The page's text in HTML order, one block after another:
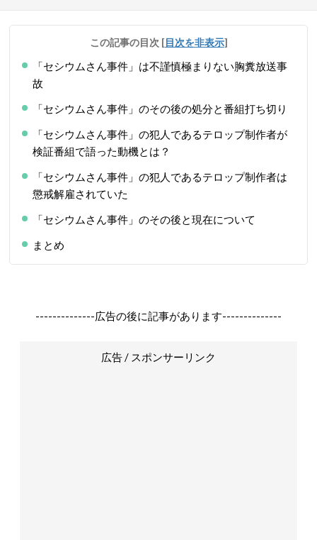
この記事の目次 [目次を非表示]
「セシウムさん事件」は不謹慎極まりない胸糞放送事
故
「セシウムさん事件」のその後の処分と番組打ち切り
「セシウムさん事件」の犯人であるテロップ制作者が
検証番組で語った動機とは？
「セシウムさん事件」の犯人であるテロップ制作者は
懲戒解雇されていた
「セシウムさん事件」のその後と現在について
まとめ
--------------広告の後に記事があります--------------
広告 / スポンサーリンク